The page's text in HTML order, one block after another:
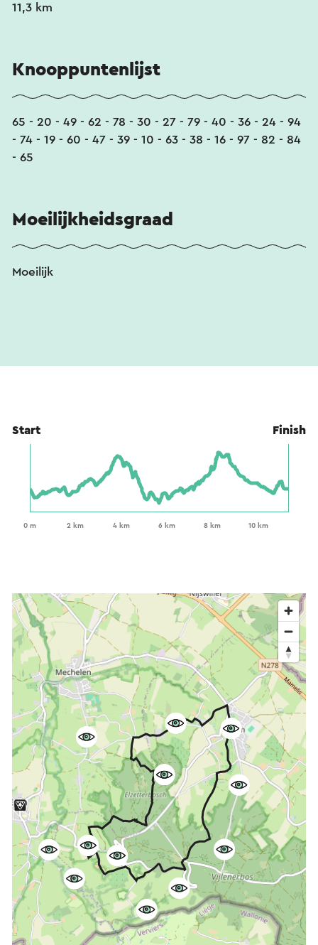
11,3 km
Knooppuntenlijst
65 - 20 - 49 - 62 - 78 - 30 - 27 - 79 - 40 - 36 - 24 - 94
- 74 - 19 - 60 - 47 - 39 - 10 - 63 - 38 - 16 - 97 - 82 - 84
- 65
Moeilijkheidsgraad
Moeilijk
Start Finish